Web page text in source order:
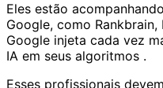
Eles estão
Google, como Rankbrain,
Google injeta cada vez
IA em seus algoritmos .
Esses profissionais